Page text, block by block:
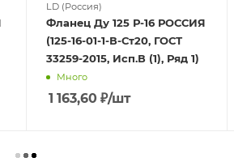
LD (Россия)
Фланец Ду 125 Р-16 РОССИЯ
(125-16-01-1-В-Ст20, ГОСТ
33259-2015, Исп.В (1), Ряд 1)
Много
1 163,60 ₽/шт